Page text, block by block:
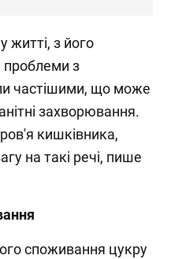
житті, з його
з
частішими, що може
захворювання.
кишківника,
на такі речі, пише
споживання цукру